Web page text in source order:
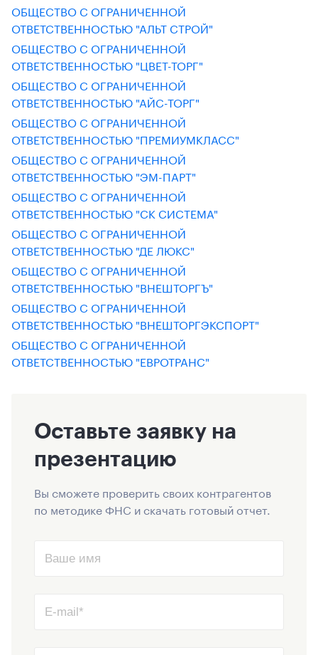
ОБЩЕСТВО С ОГРАНИЧЕННОЙ
ОТВЕТСТВЕННОСТЬЮ "АЛЬТ СТРОЙ"
ОБЩЕСТВО С ОГРАНИЧЕННОЙ
ОТВЕТСТВЕННОСТЬЮ "ЦВЕТ-ТОРГ"
ОБЩЕСТВО С ОГРАНИЧЕННОЙ
ОТВЕТСТВЕННОСТЬЮ "АЙС-ТОРГ"
ОБЩЕСТВО С ОГРАНИЧЕННОЙ
ОТВЕТСТВЕННОСТЬЮ "ПРЕМИУМКЛАСС"
ОБЩЕСТВО С ОГРАНИЧЕННОЙ
ОТВЕТСТВЕННОСТЬЮ "ЭМ-ПАРТ"
ОБЩЕСТВО С ОГРАНИЧЕННОЙ
ОТВЕТСТВЕННОСТЬЮ "СК СИСТЕМА"
ОБЩЕСТВО С ОГРАНИЧЕННОЙ
ОТВЕТСТВЕННОСТЬЮ "ДЕ ЛЮКС"
ОБЩЕСТВО С ОГРАНИЧЕННОЙ
ОТВЕТСТВЕННОСТЬЮ "ВНЕШТОРГЪ"
ОБЩЕСТВО С ОГРАНИЧЕННОЙ
ОТВЕТСТВЕННОСТЬЮ "ВНЕШТОРГЭКСПОРТ"
ОБЩЕСТВО С ОГРАНИЧЕННОЙ
ОТВЕТСТВЕННОСТЬЮ "ЕВРОТРАНС"
Оставьте заявку на
презентацию
Вы сможете проверить своих контрагентов
по методике ФНС и скачать готовый отчет.